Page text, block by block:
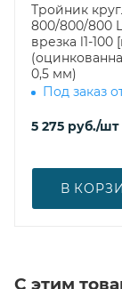
Тройник
800/800/800
врезка l1-100
0,5 мм)
Под заказ
5 275 руб./шт
В
С этим